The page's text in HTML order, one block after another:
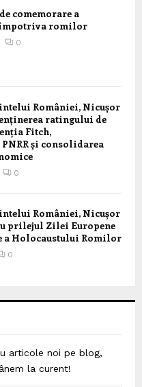
comemorare a
romilor
0
României, Nicușor
ratingului de
Fitch,
și consolidarea
0
României, Nicușor
prilejul Zilei Europene
a Holocaustului Romilor
0
articole noi pe blog,
la curent!